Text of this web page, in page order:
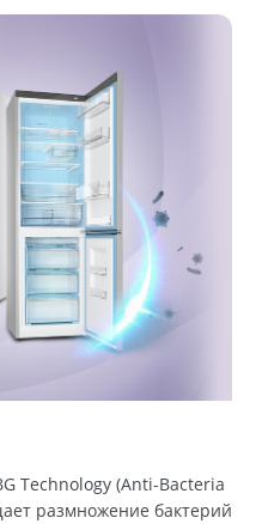
Technology (Anti-Bacteria
размножение бактерий